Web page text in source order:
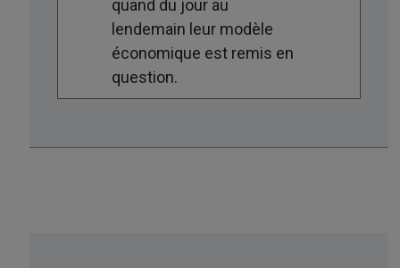
quand du jour au
lendemain leur modèle
économique est remis en
question.